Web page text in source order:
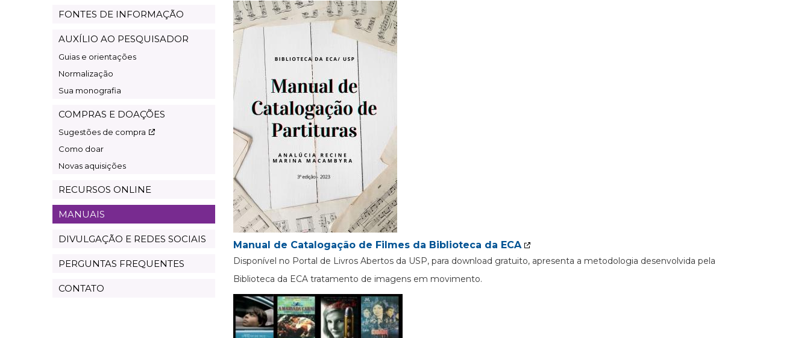
FONTES DE INFORMAÇÃO
AUXÍLIO AO PESQUISADOR
Guias e orientações
Normalização
Sua monografia
COMPRAS E DOAÇÕES
Sugestões de compra
Como doar
Novas aquisições
RECURSOS ONLINE
MANUAIS
DIVULGAÇÃO E REDES SOCIAIS
PERGUNTAS FREQUENTES
CONTATO
Manual de Catalogação de Filmes da Biblioteca da ECA
Disponível no Portal de Livros Abertos da USP, para download gratuito, apresenta a metodologia desenvolvida pela
Biblioteca da ECA tratamento de imagens em movimento.